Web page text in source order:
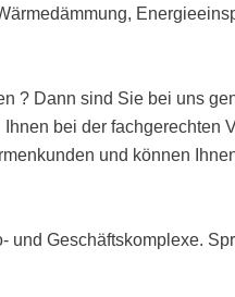
? Dann sind Sie bei uns
bei der fachgerechten
und können
und Geschäftskomplexe.